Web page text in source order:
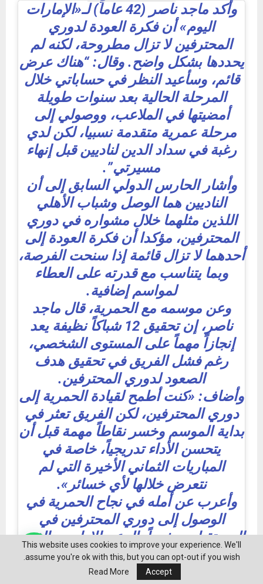
وأكد ماجد ناصر (42 عاماً) لـ«الإمارات
اليوم» أن فكرة العودة لدوري
المحترفين لا تزال مطروحة، لكنه لم
يحددها بشكل واضح. وقال: “هناك عرض
قائم، وسأعيد النظر في حساباتي خلال
المرحلة الحالية بعد سنوات طويلة
أمضيتها في الملاعب، ووصولي إلى
مرحلة عمرية متقدمة نسبيا، لكن لدي
رغبة في سداد الدين لناديين قبل إنهاء
مسيرتي”.
وأشار الحارس الدولي السابق إلى أن
الناديين هما الوصل وشباب الأهلي
اللذين مثلهما خلال مشواره في دوري
المحترفين، مؤكدا أن فكرة العودة إلى
أحدهما لا تزال قائمة إذا سنحت الفرصة،
وبما يتناسب مع قدرته على العطاء
لمواسم إضافية.
وعن موسمه مع الحمرية، قال ماجد
ناصر، إن تحقيق 12 شباكاً نظيفة يعد
إنجازاً مهماً على المستوى الشخصي،
رغم فشل الفريق في تحقيق هدف
الصعود لدوري المحترفين.
وأضاف: «كنت أطمح لقيادة الحمرية إلى
دوري المحترفين، لكن الفريق تعثر في
بداية الموسم وخسر نقاطاً مهمة قبل أن
يتحسن الأداء تدريجياً، خاصة في
المباريات الثماني الأخيرة التي لم
نتعرض خلالها لأي خسائر».
وأعرب عن أمله في نجاح الحمرية في
الوصول إلى دوري المحترفين في
المستقبل، مشيداً بالدعم الإداري والفني
داخل النادي، ومثمناً جهود اللاعبين
والجهاز الفني والإداري.
This website uses cookies to improve your experience. We'll
assume you're ok with this, but you can opt-out if you wish.
Accept
Read More